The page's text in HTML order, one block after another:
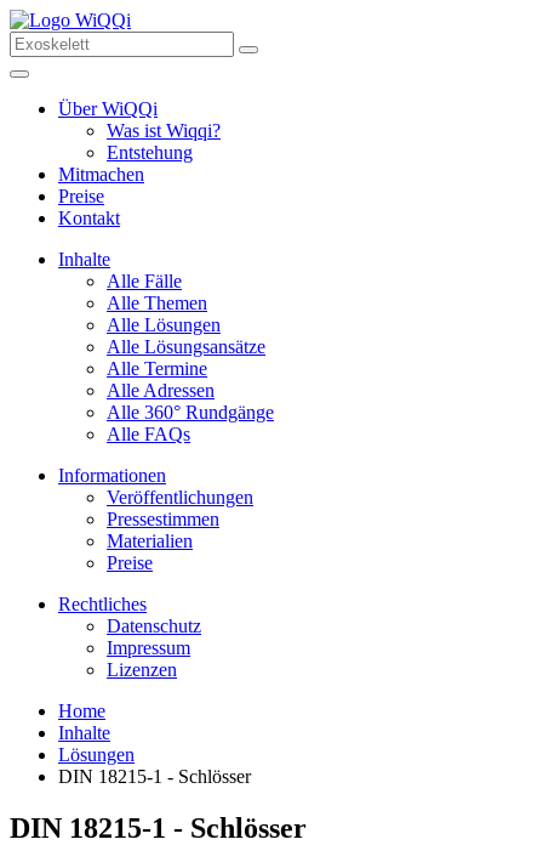
Über WiQQi
Was ist Wiqqi?
Entstehung
Mitmachen
Preise
Kontakt
Inhalte
Alle Fälle
Alle Themen
Alle Lösungen
Alle Lösungsansätze
Alle Termine
Alle Adressen
Alle 360° Rundgänge
Alle FAQs
Informationen
Veröffentlichungen
Pressestimmen
Materialien
Preise
Rechtliches
Datenschutz
Impressum
Lizenzen
Home
Inhalte
Lösungen
DIN 18215-1 - Schlösser
DIN 18215-1 - Schlösser